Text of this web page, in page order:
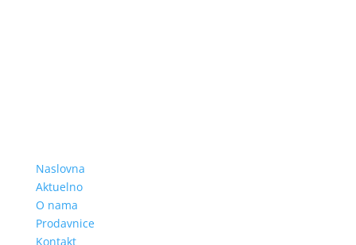
Naslovna
Aktuelno
O nama
Prodavnice
Kontakt